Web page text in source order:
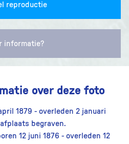
reproductie
informatie?
over deze foto
1879 - overleden 2 januari
begraven.
12 juni 1876 - overleden 12